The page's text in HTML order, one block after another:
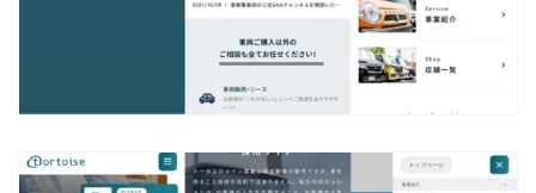
NEWS
会社概要
採用情報